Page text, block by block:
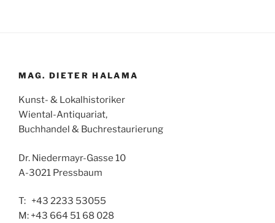
MAG. DIETER HALAMA
Kunst- & Lokalhistoriker
Wiental-Antiquariat,
Buchhandel & Buchrestaurierung
Dr. Niedermayr-Gasse 10
A-3021 Pressbaum
T: +43 2233 53055
M: +43 664 51 68 028